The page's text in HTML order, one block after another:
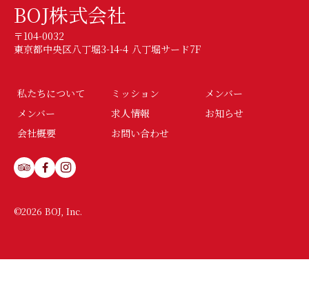
BOJ株式会社
〒104-0032
東京都中央区八丁堀3-14-4 八丁堀サード7F
私たちについて ミッション
メンバー
メンバー
求人情報
お知らせ
会社概要
お問い合わせ
©2026 BOJ, Inc.